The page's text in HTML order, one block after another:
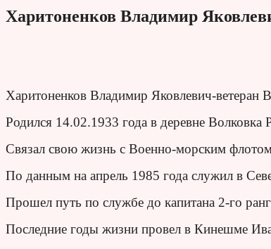
Харитоненков Владимир
Харитоненков Владимир Яковлевич-ветеран
Родился 14.02.1933 года в деревне Волковка
Связал свою жизнь с Военно-морским
По данным на апрель 1985 года служил в
Прошел путь по службе до капитана 2-го
Последние годы жизни провел в Кинешме